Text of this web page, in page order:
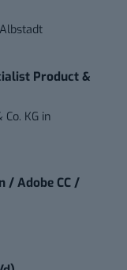
Albstadt
Product &
KG in
/ Adobe CC /